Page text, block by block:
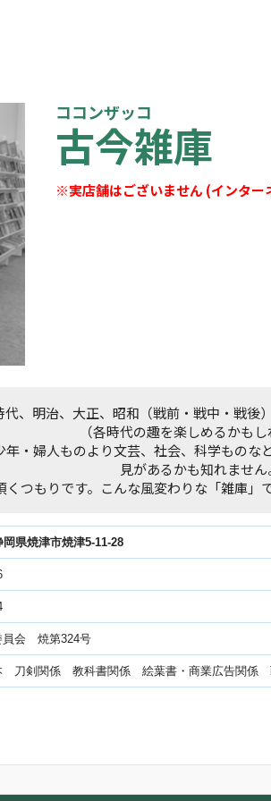
ココンザッコ
古今雑庫
※実店舗はございません (インター
、明治、大正、昭和（戦前・戦中・戦後
（各時代の趣を楽しめるかもし
・婦人ものより文芸、社会、科学もの
見があるかも知れません
つもりです。こんな風変わりな「雑庫」
岡県焼津市焼津5-11-28
員会 焼第324号
刀剣関係 教科書関係 絵葉書・商業広告関係